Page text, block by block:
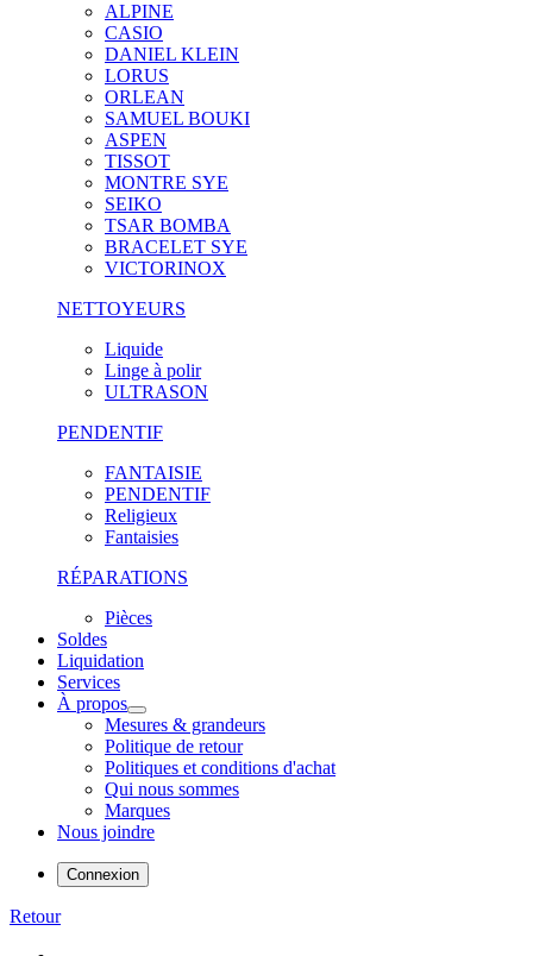
ALPINE
CASIO
DANIEL KLEIN
LORUS
ORLEAN
SAMUEL BOUKI
ASPEN
TISSOT
MONTRE SYE
SEIKO
TSAR BOMBA
BRACELET SYE
VICTORINOX
NETTOYEURS
Liquide
Linge à polir
ULTRASON
PENDENTIF
FANTAISIE
PENDENTIF
Religieux
Fantaisies
RÉPARATIONS
Pièces
Soldes
Liquidation
Services
À propos
Mesures & grandeurs
Politique de retour
Politiques et conditions d'achat
Qui nous sommes
Marques
Nous joindre
Connexion
Retour